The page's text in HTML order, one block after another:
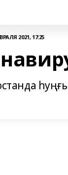
2021, 17:25